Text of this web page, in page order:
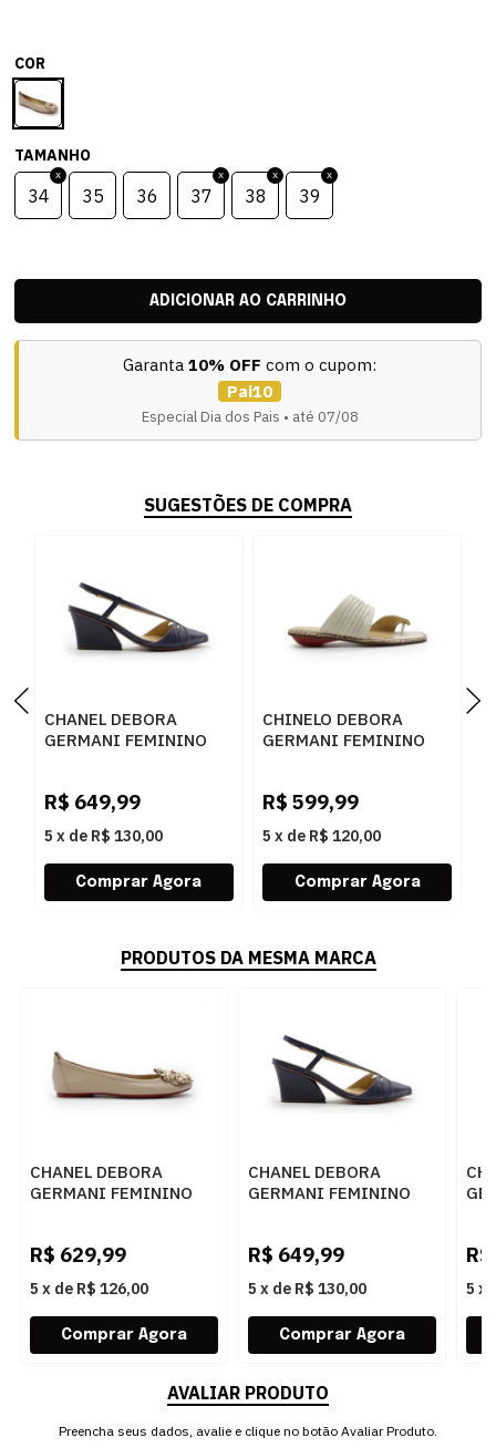
COR
TAMANHO
34 35 36 37 38 39
Garanta 10% OFF com o cupom:
Pai10
Especial Dia dos Pais • até 07/08
SUGESTÕES DE COMPRA
CHANEL DEBORA
GERMANI FEMININO
R$ 649,99
5 x de R$ 130,00
CHINELO DEBORA
GERMANI FEMININO
R$ 599,99
5 x de R$ 120,00
PRODUTOS DA MESMA MARCA
CHANEL DEBORA
GERMANI FEMININO
R$ 629,99
5 x de R$ 126,00
CHANEL DEBORA
GERMANI FEMININO
R$ 649,99
5 x de R$ 130,00
R$
5 x
AVALIAR PRODUTO
Preencha seus dados, avalie e clique no botão Avaliar Produto.